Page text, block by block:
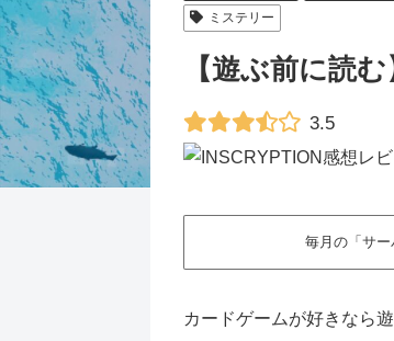
ミステリー
【遊ぶ前に読
3.5
毎月の「サ
カードゲームが好きなら